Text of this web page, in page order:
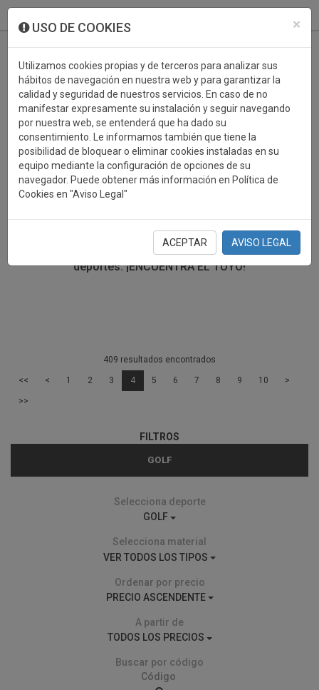
×
USO DE COOKIES
Utilizamos cookies propias y de terceros para analizar sus
hábitos de navegación en nuestra web y para garantizar la
calidad y seguridad de nuestros servicios. En caso de no
manifestar expresamente su instalación y seguir navegando
por nuestra web, se entenderá que ha dado su
consentimiento. Le informamos también que tiene la
posibilidad de bloquear o eliminar cookies instaladas en su
equipo mediante la configuración de opciones de su
navegador. Puede obtener más información en Política de
Cookies en "Aviso Legal"
ACEPTAR AVISO LEGAL
TROFEOS DEPORTIVOS GOLF
En esta sección encontrarás una gran variedad de
filtros por deporte, material y precio del trofeo.
Trofeos deportivos para todos los
deportes. ¡ENCUENTRA EL TUYO!
409 resultados encontrados
<< < 1 2 3 4 5 6 7 8 9 10 >
>>
FILTROS
GOLF
Selecciona deporte
GOLF
Selecciona material
VER TODOS LOS TIPOS
Ordenar por precio
PRECIO ASCENDENTE
A partir de
TODOS LOS PRECIOS
Buscar por código